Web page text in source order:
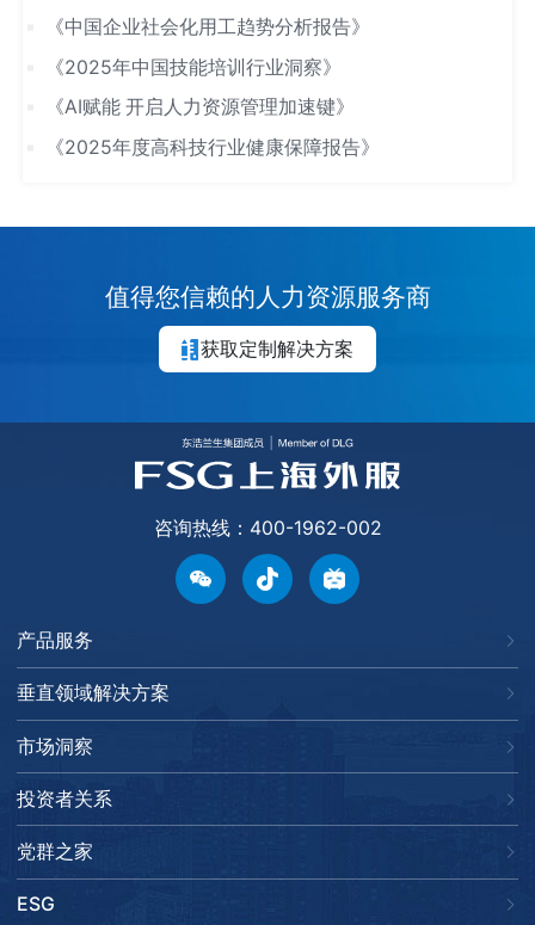
察》
《中国企业社会化用工趋势分析报告》
《2025年中国技能培训行业洞察》
《AI赋能 开启人力资源管理加速键》
《2025年度高科技行业健康保障报告》
值得您信赖的人力资源服务商
获取定制解决方案
咨询热线：400-1962-002
产品服务
垂直领域解决方案
市场洞察
投资者关系
党群之家
ESG